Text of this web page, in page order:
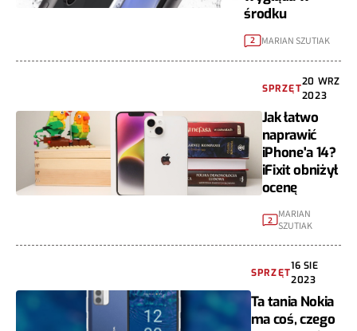
środku
2 MARIAN SZUTIAK
SPRZĘT
20 WRZ
2023
Jak łatwo
naprawić
iPhone'a 14?
iFixit obniżył
ocenę
2 MARIAN
SZUTIAK
SPRZĘT
16 SIE
2023
Ta tania Nokia
ma coś, czego